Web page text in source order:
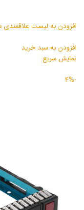
افزودن به لیست علاقمندی
افزودن به سبد خرید
نمایش سریع
-4%